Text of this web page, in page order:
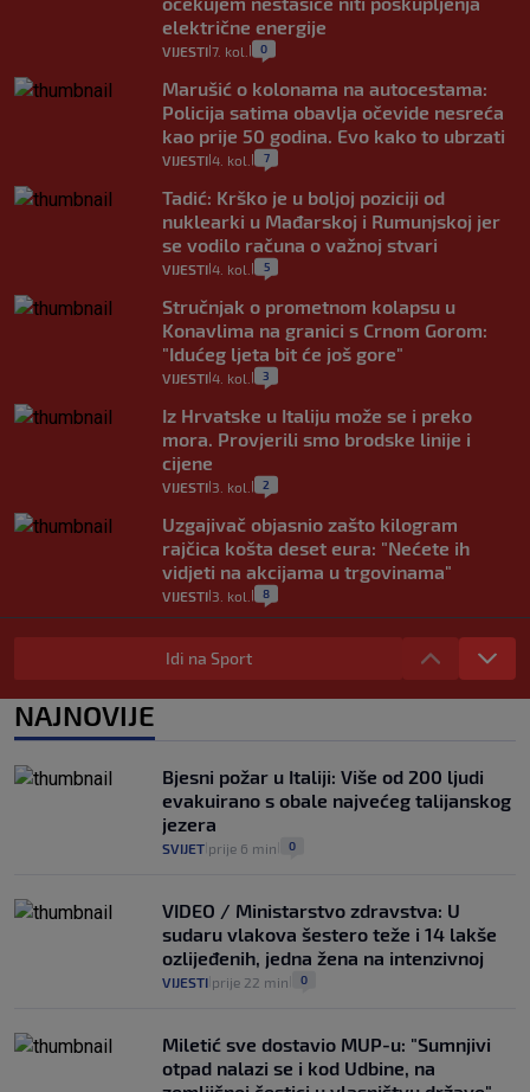
električne energije
VIJESTI 7. kol. 0
Marušić o kolonama na autocestama:
Policija satima obavlja očevide nesreća
kao prije 50 godina. Evo kako to ubrzati
VIJESTI 4. kol. 7
Tadić: Krško je u boljoj poziciji od
nuklearki u Mađarskoj i Rumunjskoj jer
se vodilo računa o važnoj stvari
VIJESTI 4. kol. 5
Stručnjak o prometnom kolapsu u
Konavlima na granici s Crnom Gorom:
"Idućeg ljeta bit će još gore"
VIJESTI 4. kol. 3
Iz Hrvatske u Italiju može se i preko
mora. Provjerili smo brodske linije i
cijene
VIJESTI 3. kol. 2
Uzgajivač objasnio zašto kilogram
rajčica košta deset eura: "Nećete ih
vidjeti na akcijama u trgovinama"
VIJESTI 3. kol. 8
Selidba je jedno od stresnijih iskustava.
Evo aktualnih cijena i nekoliko savjeta
0
automobilom na Hvar iz Zagreba, a
koliko iz Osijeka
14
Idi na Sport
NAJNOVIJE
Bjesni požar u Italiji: Više od 200 ljudi
evakuirano s obale najvećeg talijanskog
jezera
SVIJET prije 6 min 0
VIDEO / Ministarstvo zdravstva: U
sudaru vlakova šestero teže i 14 lakše
ozlijeđenih, jedna žena na intenzivnoj
VIJESTI prije 22 min 0
Miletić sve dostavio MUP-u: "Sumnjivi
otpad nalazi se i kod Udbine, na